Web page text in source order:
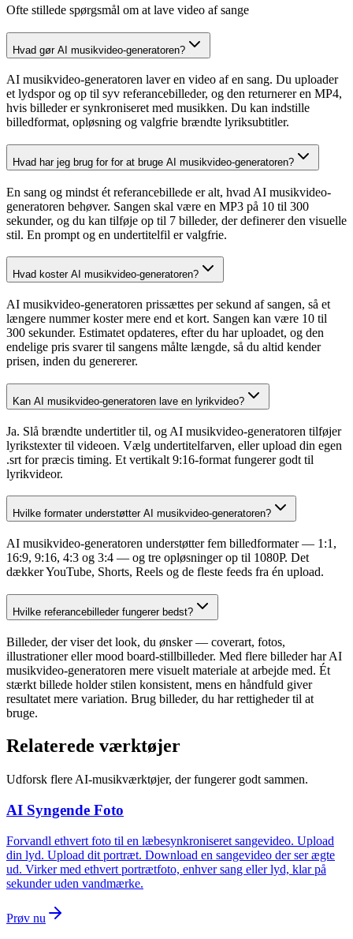
Ofte stillede spørgsmål om at lave video af sange
Hvad gør AI musikvideo-generatoren?
AI musikvideo-generatoren laver en video af en sang. Du uploader
et lydspor og op til syv referancebilleder, og den returnerer en MP4,
hvis billeder er synkroniseret med musikken. Du kan indstille
billedformat, opløsning og valgfrie brændte lyriksubtitler.
Hvad har jeg brug for for at bruge AI musikvideo-generatoren?
En sang og mindst ét referancebillede er alt, hvad AI musikvideo-
generatoren behøver. Sangen skal være en MP3 på 10 til 300
sekunder, og du kan tilføje op til 7 billeder, der definerer den visuelle
stil. En prompt og en undertitelfil er valgfrie.
Hvad koster AI musikvideo-generatoren?
AI musikvideo-generatoren prissættes per sekund af sangen, så et
længere nummer koster mere end et kort. Sangen kan være 10 til
300 sekunder. Estimatet opdateres, efter du har uploadet, og den
endelige pris svarer til sangens målte længde, så du altid kender
prisen, inden du genererer.
Kan AI musikvideo-generatoren lave en lyrikvideo?
Ja. Slå brændte undertitler til, og AI musikvideo-generatoren tilføjer
lyrikstexter til videoen. Vælg undertitelfarven, eller upload din egen
.srt for præcis timing. Et vertikalt 9:16-format fungerer godt til
lyrikvideor.
Hvilke formater understøtter AI musikvideo-generatoren?
AI musikvideo-generatoren understøtter fem billedformater — 1:1,
16:9, 9:16, 4:3 og 3:4 — og tre opløsninger op til 1080P. Det
dækker YouTube, Shorts, Reels og de fleste feeds fra én upload.
Hvilke referancebilleder fungerer bedst?
Billeder, der viser det look, du ønsker — coverart, fotos,
illustrationer eller mood board-stillbilleder. Med flere billeder har AI
musikvideo-generatoren mere visuelt materiale at arbejde med. Ét
stærkt billede holder stilen konsistent, mens en håndfuld giver
resultatet mere variation. Brug billeder, du har rettigheder til at
bruge.
Relaterede værktøjer
Udforsk flere AI-musikværktøjer, der fungerer godt sammen.
AI Syngende Foto
Forvandl ethvert foto til en læbesynkroniseret sangevideo. Upload
din lyd. Upload dit portræt. Download en sangevideo der ser ægte
ud. Virker med ethvert portrætfoto, enhver sang eller lyd, klar på
sekunder uden vandmærke.
Prøv nu